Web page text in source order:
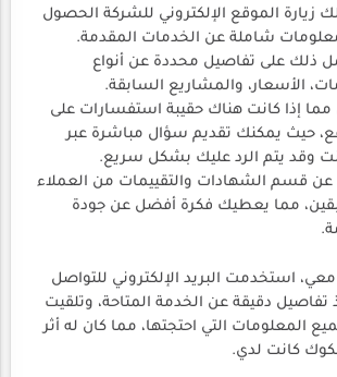
زيارة الموقع الإلكتروني للشركة الحصول
شاملة عن الخدمات المقدمة.
ذلك على تفاصيل محددة عن أنواع
الأسعار، والمشاريع السابقة.
إذا كانت هناك حقيبة استفسارات على
حيث يمكنك تقديم سؤال مباشرة عبر
وقد يتم الرد عليك بشكل سريع.
عن قسم الشهادات والتقييمات من العملاء
مما يعطيك فكرة أفضل عن جودة
استخدمت البريد الإلكتروني للتواصل
دقيقة عن الخدمة المتاحة، وتلقيت
المعلومات التي احتجتها، مما كان له أثر
كانت لدي.